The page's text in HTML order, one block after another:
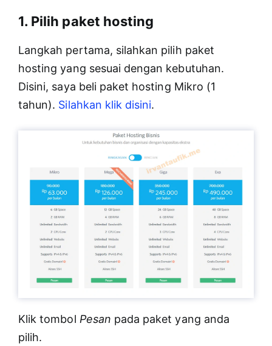
1. Pilih paket hosting
Langkah pertama, silahkan pilih paket
hosting yang sesuai dengan kebutuhan.
Disini, saya beli paket hosting Mikro (1
tahun). Silahkan klik disini.
Klik tombol Pesan pada paket yang anda
pilih.